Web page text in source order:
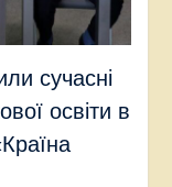
сучасні
освіти в